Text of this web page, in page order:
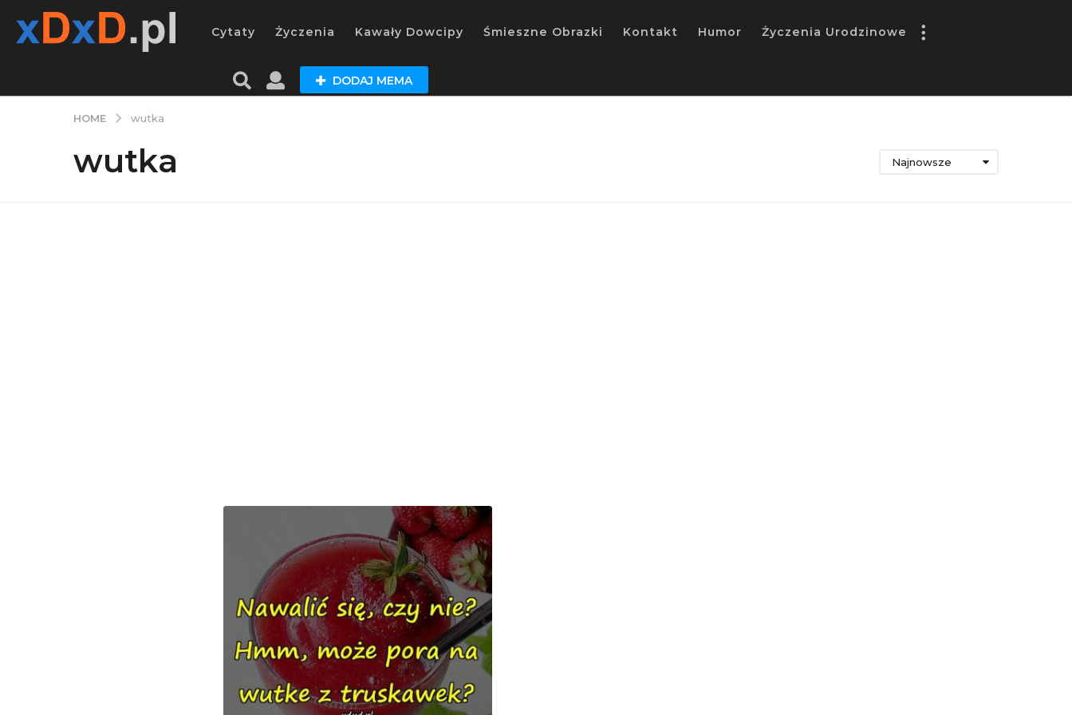
Cytaty Życzenia Kawały Dowcipy Śmieszne Obrazki Kontakt Humor Życzenia Urodzinowe
DODAJ MEMA
HOME wutka
wutka Najnowsze